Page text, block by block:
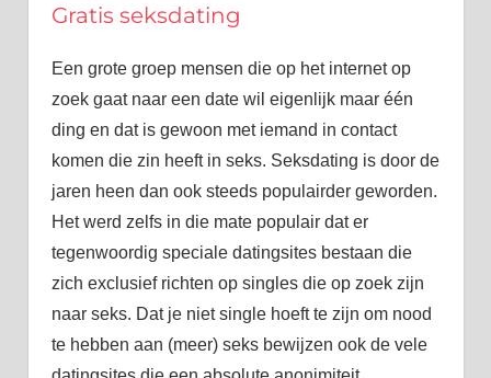
Gratis seksdating
Een grote groep mensen die op het internet op
zoek gaat naar een date wil eigenlijk maar één
ding en dat is gewoon met iemand in contact
komen die zin heeft in seks. Seksdating is door de
jaren heen dan ook steeds populairder geworden.
Het werd zelfs in die mate populair dat er
tegenwoordig speciale datingsites bestaan die
zich exclusief richten op singles die op zoek zijn
naar seks. Dat je niet single hoeft te zijn om nood
te hebben aan (meer) seks bewijzen ook de vele